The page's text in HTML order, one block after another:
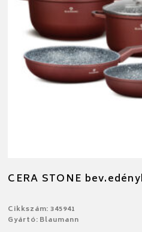
CERA STONE
Cikkszám: 345941
Gyártó: Blaumann